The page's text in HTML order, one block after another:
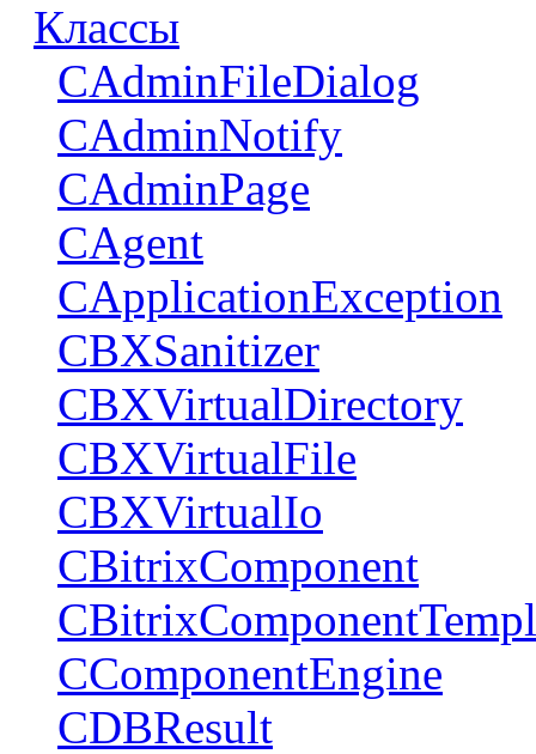
Классы
CAdminFileDialog
CAdminNotify
CAdminPage
CAgent
CApplicationException
CBXSanitizer
CBXVirtualDirectory
CBXVirtualFile
CBXVirtualIo
CBitrixComponent
CComponentEngine
CDBResult